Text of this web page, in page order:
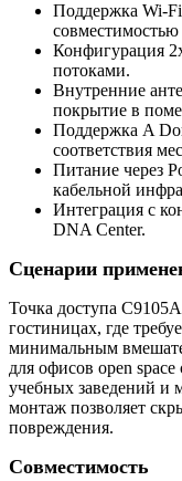
Поддержка Wi-Fi
Конфигурация
потоками.
Внутренние
покрытие в
Поддержка A
соответствия
Питание через
кабельной
Интеграция с
DNA Center.
Сценарии
Точка доступа
гостиницах, где
минимальным
для офисов open
учебных заведений и
монтаж позволяет
повреждения.
Совместимость